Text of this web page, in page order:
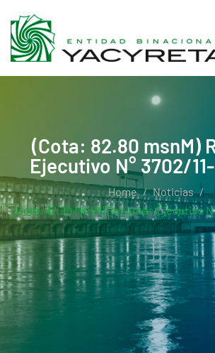
(Cota: 82.80 msnM)
Ejecutivo N° 3702/
Home
Noticias
(Cota: 82.80 MsnM) Resumen Ejecutivo